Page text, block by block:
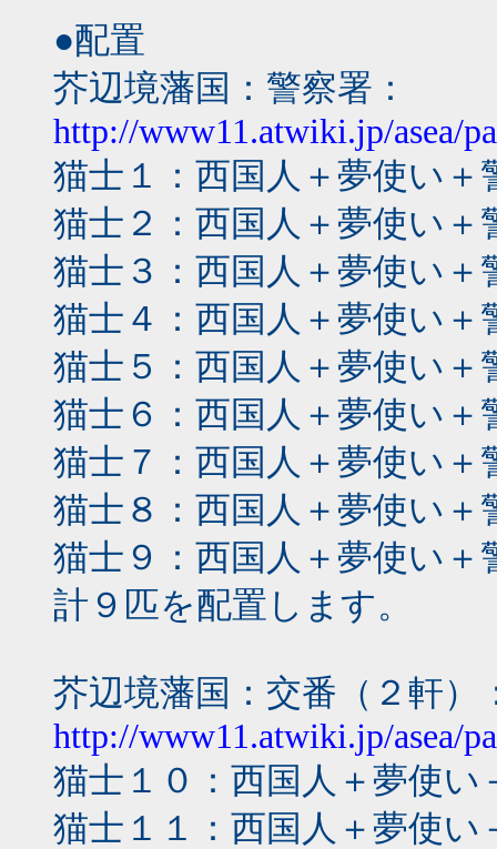
●配置
芥辺境藩国：警察署：
http://www11.atwiki.jp/asea/
猫士１：西国人＋夢使い＋
猫士２：西国人＋夢使い＋
猫士３：西国人＋夢使い＋
猫士４：西国人＋夢使い＋
猫士５：西国人＋夢使い＋
猫士６：西国人＋夢使い＋
猫士７：西国人＋夢使い＋
猫士８：西国人＋夢使い＋
猫士９：西国人＋夢使い＋
計９匹を配置します。
芥辺境藩国：交番（２軒）
http://www11.atwiki.jp/asea/
猫士１０：西国人＋夢使い
猫士１１：西国人＋夢使い